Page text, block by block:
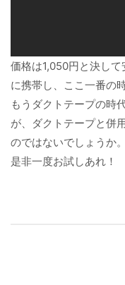
価格は1,050円と決し
に携帯し、ここ一番の
もうダクトテープの時
が、ダクトテープと併
のではないでしょうか。
是非一度お試しあれ！